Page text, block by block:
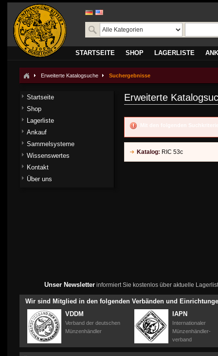
STARTSEITE SHOP LAGERLISTE
Erweiterte Katalogsuche Suchergebnisse
Erweiterte
Mit den folgenden
Katalog: RIC 53c
Startseite
Shop
Lagerliste
Ankauf
Sammelsysteme
Wissenswertes
Kontakt
Über uns
Unser Newsletterinformiert Sie kostenlos über aktuelle
Wir sind Mitglied in den folgenden Verbänden und
VDDM
Verband der deutschen
Münzenhändler
IAPN
Internationaler
Münzenhändler-
verband